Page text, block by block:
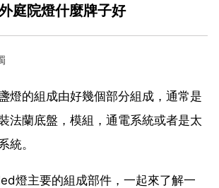
庭院燈什麼牌子好
燈的組成由好幾個部分組成，通常是
法蘭底盤，模組，通電系統或者是太
統。
燈主要的組成部件，一起來了解一